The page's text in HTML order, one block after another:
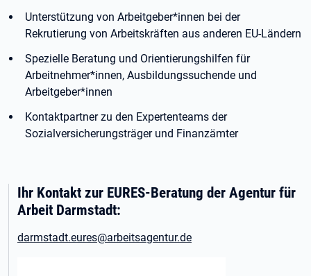
Unterstützung von Arbeitgeber*innen bei der
Rekrutierung von Arbeitskräften aus anderen EU-Ländern
Spezielle Beratung und Orientierungshilfen für
Arbeitnehmer*innen, Ausbildungssuchende und
Arbeitgeber*innen
Kontaktpartner zu den Expertenteams der
Sozialversicherungsträger und Finanzämter
Ihr Kontakt zur EURES-Beratung der Agentur für
Arbeit Darmstadt:
darmstadt.eures@arbeitsagentur.de